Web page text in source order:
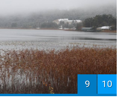
9 10